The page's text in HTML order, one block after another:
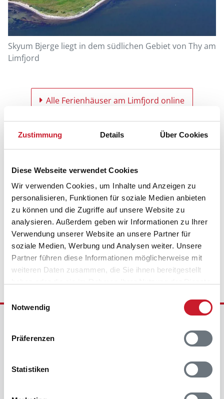
Zustimmung Details Über Cookies
Diese Webseite verwendet Cookies
Wir verwenden Cookies, um Inhalte und Anzeigen zu
personalisieren, Funktionen für soziale Medien anbieten
zu können und die Zugriffe auf unsere Website zu
analysieren. Außerdem geben wir Informationen zu Ihrer
Verwendung unserer Website an unsere Partner für
soziale Medien, Werbung und Analysen weiter. Unsere
Partner führen diese Informationen möglicherweise mit
weiteren Daten zusammen, die Sie ihnen bereitgestellt
Notwendig
Präferenzen
Statistiken
Skyum Bjerge liegt in dem südlichen Gebiet von Thy am
Limfjord
Alle Ferienhäuser am Limfjord online
Wir sind für Sie da - 7 Tage die Woche
Schnackenburgallee 158